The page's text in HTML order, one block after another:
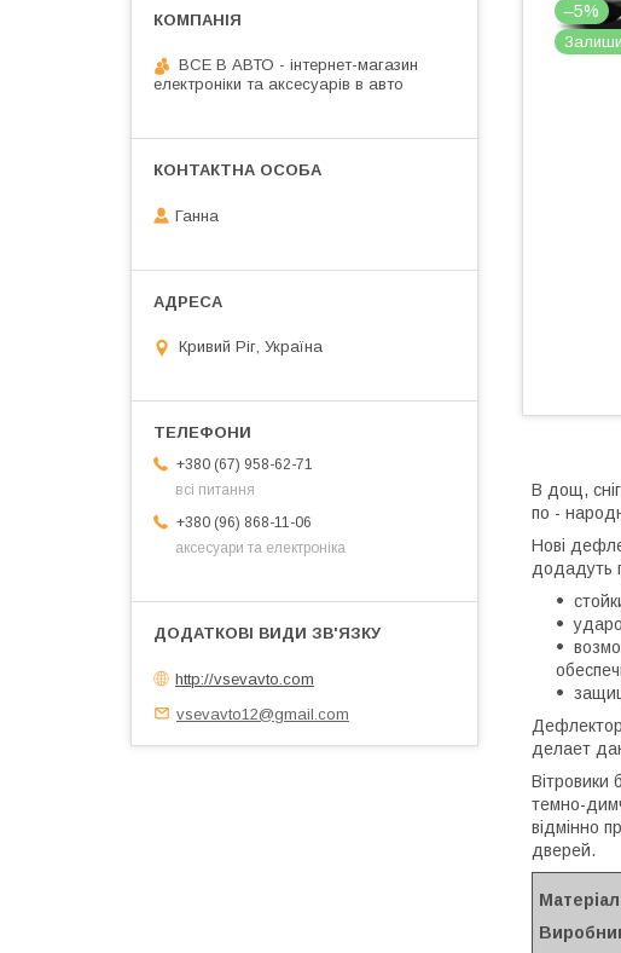
–5%
В дощ,
по -
Нові
додадуть
делает
Вітровики
темно-
відмінно
дверей.
ВСЕ В АВТО - інтернет-магазин
електроніки та аксесуарів в авто
Ганна
Кривий Ріг, Україна
+380 (67) 958-62-71
всі питання
+380 (96) 868-11-06
аксесуари та електроніка
http://vsevavto.com
vsevavto12@gmail.com